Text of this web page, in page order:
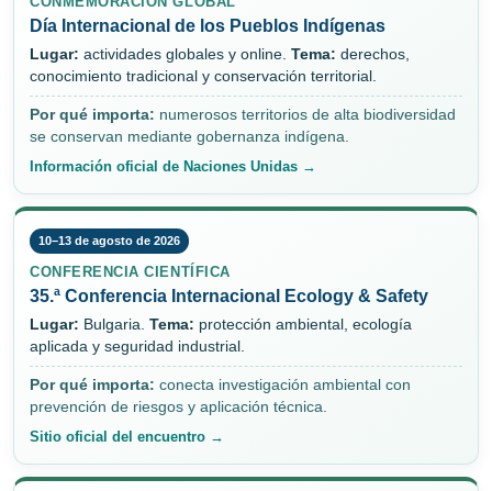
Día Internacional de los Pueblos Indígenas
Lugar: actividades globales y online. Tema: derechos,
conocimiento tradicional y conservación territorial.
Por qué importa: numerosos territorios de alta biodiversidad
se conservan mediante gobernanza indígena.
Información oficial de Naciones Unidas →
10–13 de agosto de 2026
CONFERENCIA CIENTÍFICA
35.ª Conferencia Internacional Ecology & Safety
Lugar: Bulgaria. Tema: protección ambiental, ecología
aplicada y seguridad industrial.
Por qué importa: conecta investigación ambiental con
prevención de riesgos y aplicación técnica.
Sitio oficial del encuentro →